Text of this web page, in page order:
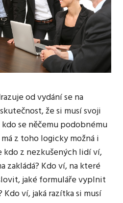
od vydání se na
že si musí svoji
se něčemu podobnému
z toho logicky možná i
kdo z nezkušených lidí ví,
zakládá? Kdo ví, na které
jaké formuláře vyplnit
ví, jaká razítka si musí